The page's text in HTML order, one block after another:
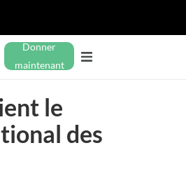
Donner
maintenant
le
des